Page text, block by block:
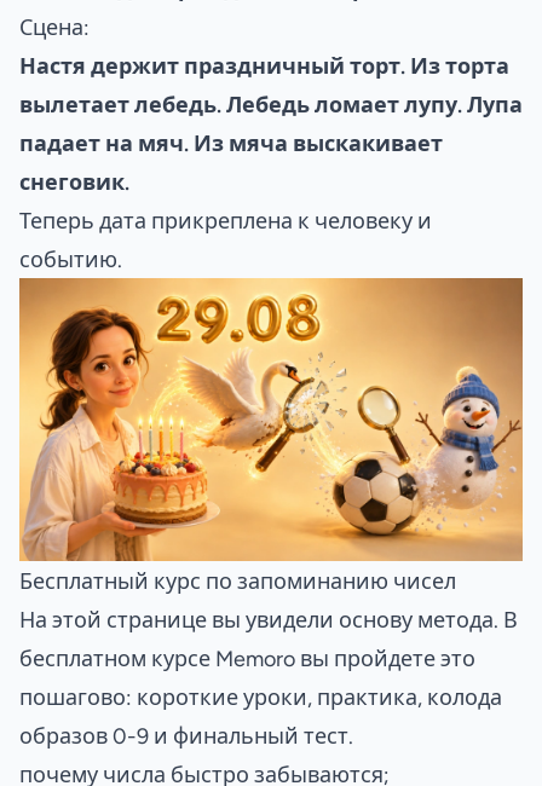
Сцена:
Настя держит праздничный торт. Из торта
вылетает лебедь. Лебедь ломает лупу. Лупа
падает на мяч. Из мяча выскакивает
снеговик.
Теперь дата прикреплена к человеку и
событию.
Бесплатный курс по запоминанию чисел
На этой странице вы увидели основу метода. В
бесплатном курсе Memoro вы пройдете это
пошагово: короткие уроки, практика, колода
образов 0-9 и финальный тест.
почему числа быстро забываются;